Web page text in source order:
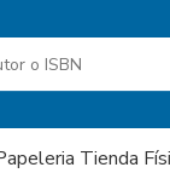
Tienda